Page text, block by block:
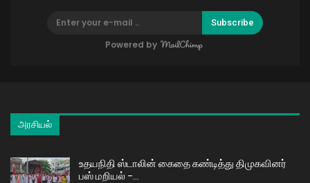
Subscribe
Powered by
அரசியல்
உதயநிதி ஸ்டாலின் கைதை கண்டித்து திமுகவினர்
பஸ் மறியல் –…